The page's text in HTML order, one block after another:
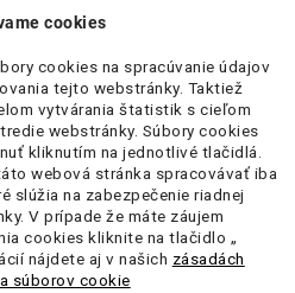
cookies
cookies na spracúvanie údajov
tejto webstránky. Taktiež
vytvárania štatistik s cieľom
webstránky. Súbory cookies
kliknutím na jednotlivé tlačidlá.
webová stránka spracovávať iba
slúžia na zabezpečenie riadnej
V prípade že máte záujem
cookies kliknite na tlačidlo „
nájdete aj v našich zásadách
súborov cookie